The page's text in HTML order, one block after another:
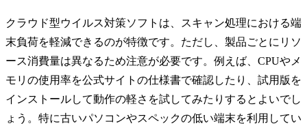
クラウド型ウイルス対策ソフトは、スキャン処理における端
末負荷を軽減できるのが特徴です。ただし、製品ごとにリソ
ース消費量は異なるため注意が必要です。例えば、CPUやメ
モリの使用率を公式サイトの仕様書で確認したり、試用版を
インストールして動作の軽さを試してみたりするとよいでし
ょう。特に古いパソコンやスペックの低い端末を利用してい